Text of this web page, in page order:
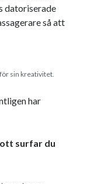
datoriserade
så att
sin kreativitet.
har
surfar du